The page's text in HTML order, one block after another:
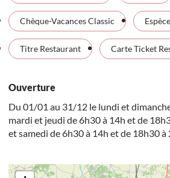
Chèque-Vacances Classic
Titre Restaurant Carte Ticket
Ouverture
Du 01/01 au 31/12 le lundi et
mardi et jeudi de 6h30 à 14h et de
et samedi de 6h30 à 14h et de 18h30 à